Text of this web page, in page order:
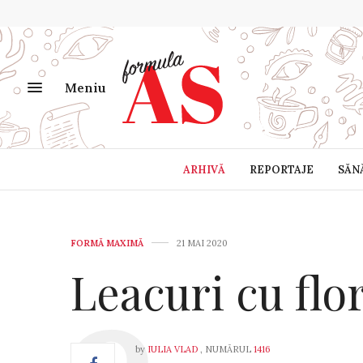
Meniu
ARHIVĂ REPORTAJE
FORMĂ MAXIMĂ 21 MAI 2020
Leacuri cu
by IULIA VLAD , NUMĂRUL 1416